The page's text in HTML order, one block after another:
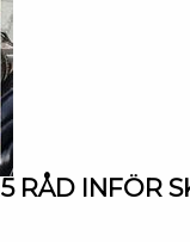
RÅD INFÖR